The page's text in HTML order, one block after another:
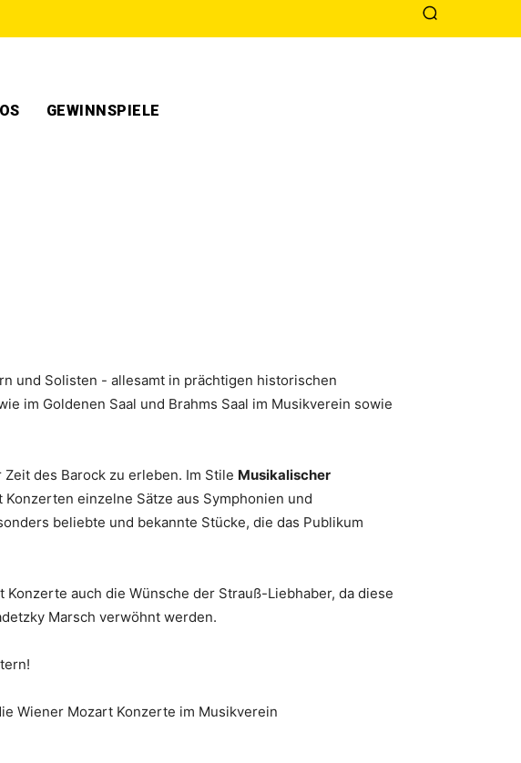
GEWINNSPIELE
und Solisten - allesamt in prächtigen historischen
im Goldenen Saal und Brahms Saal im Musikverein sowie
des Barock zu erleben. Im Stile Musikalischer
einzelne Sätze aus Symphonien und
beliebte und bekannte Stücke, die das Publikum
auch die Wünsche der Strauß-Liebhaber, da diese
Marsch verwöhnt werden.
Wiener Mozart Konzerte im Musikverein